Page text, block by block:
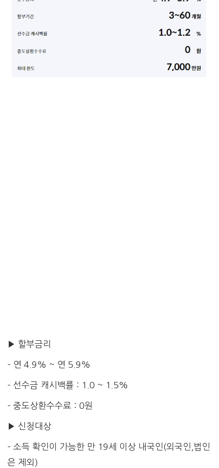
▶ 할부금리
– 연 4.9% ~ 연 5.9%
– 선수금 캐시백률 : 1.0 ~ 1.5%
– 중도상환수수료 : 0원
▶ 신청대상
– 소득 확인이 가능한 만 19세 이상 내국인(외국인,법인
은 제외)